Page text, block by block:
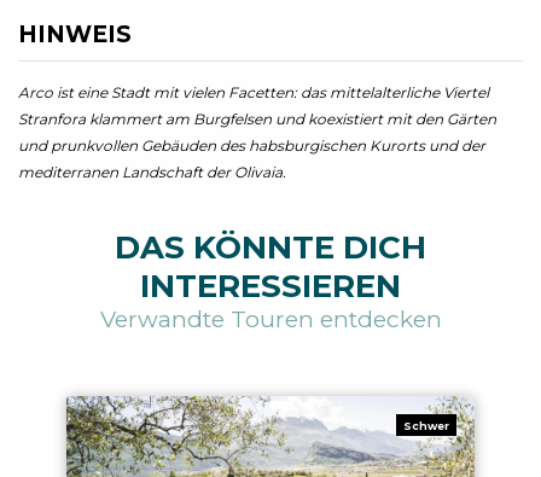
HINWEIS
Arco ist eine Stadt mit vielen Facetten: das mittelalterliche Viertel
Stranfora klammert am Burgfelsen und koexistiert mit den Gärten
und prunkvollen Gebäuden des habsburgischen Kurorts und der
mediterranen Landschaft der Olivaia.
DAS KÖNNTE DICH
INTERESSIEREN
Verwandte Touren entdecken
Schwer